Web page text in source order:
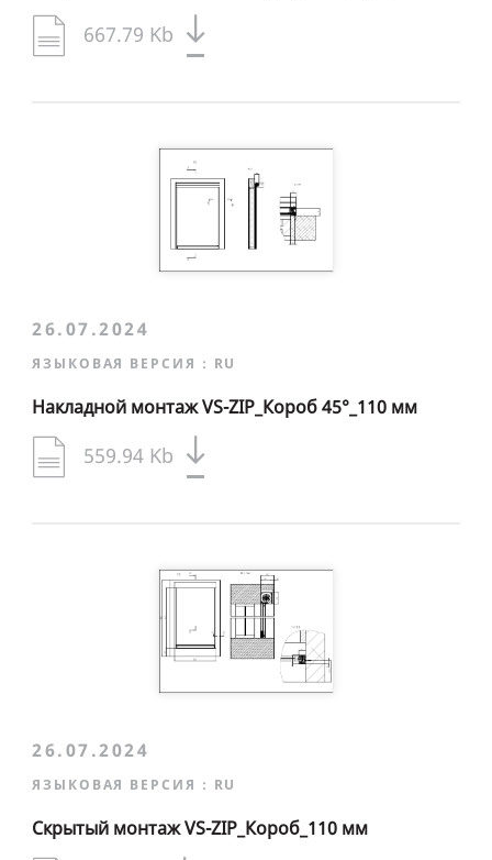
667.79 Kb
26.07.2024
ЯЗЫКОВАЯ ВЕРСИЯ : RU
Накладной монтаж VS-ZIP_Короб 45°_110 мм
559.94 Kb
26.07.2024
ЯЗЫКОВАЯ ВЕРСИЯ : RU
Скрытый монтаж VS-ZIP_Короб_110 мм